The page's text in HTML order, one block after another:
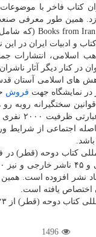
و عرضه ۲۵۰ عنوان کتاب
همین طور معرفی
و ادبیات ایران در
اسلامی، انتشارات
در کنار دیگر آثار
های اسلامی
در نمایشگاه جهت فروش
گنجایش
اجتماعی از شرایط
اختصاص یافته است.
ماه ۱۴۰۰ از ساعت ۹ تا ۲۲ میزبان علاقه مندان است.
1496